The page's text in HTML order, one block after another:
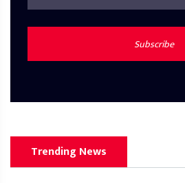
Subscribe
Trending News